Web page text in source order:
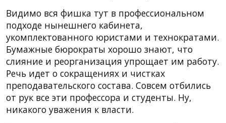
Видимо вся фишка тут в профессиональном
подходе нынешнего кабинета,
укомплектованного юристами и технократами.
Бумажные бюрократы хорошо знают, что
слияние и реорганизация упрощает им работу.
Речь идет о сокращениях и чистках
преподавательского состава. Совсем отбились
от рук все эти профессора и студенты. Ну,
никакого уважения к власти.